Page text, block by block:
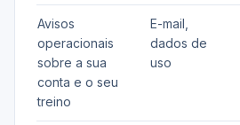
Avisos
operacionais
sobre a sua
conta e o seu
treino
E-mail,
dados de
uso